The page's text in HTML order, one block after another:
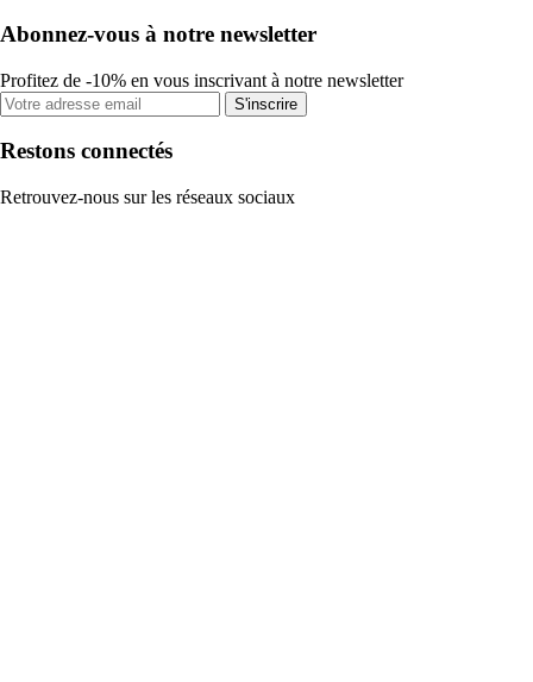
Abonnez-vous à notre newsletter
Profitez de -10% en vous inscrivant à notre newsletter
S'inscrire
Restons connectés
Retrouvez-nous sur les réseaux sociaux